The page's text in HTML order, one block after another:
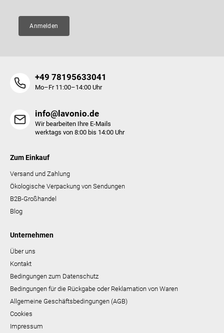
Anmelden
+49 78195633041
Mo–Fr 11:00–14:00 Uhr
info@lavonio.de
Wir bearbeiten Ihre E-Mails
werktags von 8:00 bis 14:00 Uhr
Zum Einkauf
Versand und Zahlung
Ökologische Verpackung von Sendungen
B2B-Großhandel
Blog
Unternehmen
Über uns
Kontakt
Bedingungen zum Datenschutz
Bedingungen für die Rückgabe oder Reklamation von Waren
Allgemeine Geschäftsbedingungen (AGB)
Cookies
Impressum